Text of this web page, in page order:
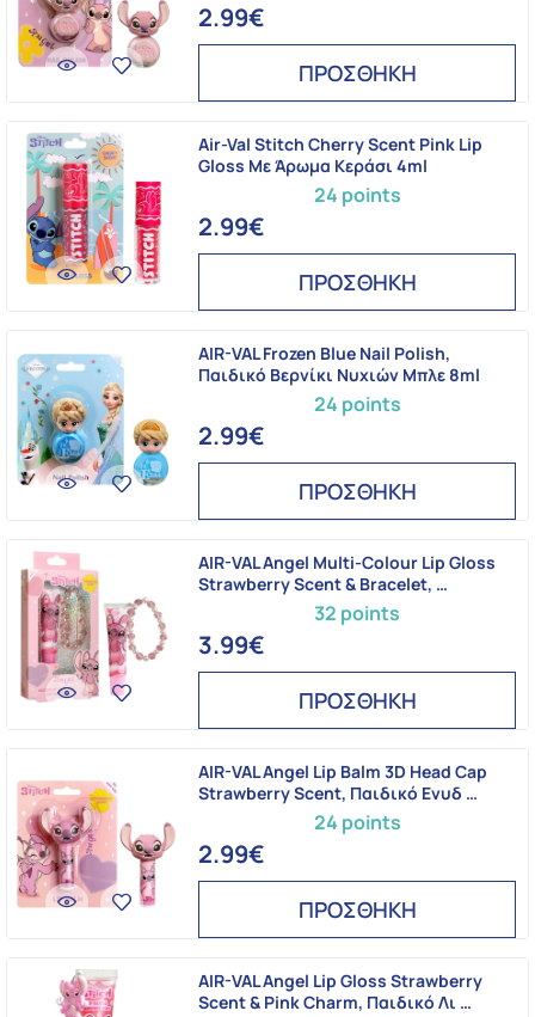
2.99€
ΠΡΟΣΘΗΚΗ
24 points
Air-Val Stitch Cherry Scent Pink Lip
Gloss Με Άρωμα Κεράσι 4ml
2.99€
ΠΡΟΣΘΗΚΗ
24 points
AIR-VAL Frozen Blue Nail Polish,
Παιδικό Βερνίκι Νυχιών Μπλε 8ml
2.99€
ΠΡΟΣΘΗΚΗ
32 points
AIR-VAL Angel Multi-Colour Lip Gloss
Strawberry Scent & Bracelet, …
3.99€
ΠΡΟΣΘΗΚΗ
24 points
AIR-VAL Angel Lip Balm 3D Head Cap
Strawberry Scent, Παιδικό Ενυδ …
2.99€
ΠΡΟΣΘΗΚΗ
AIR-VAL Angel Lip Gloss Strawberry
Scent & Pink Charm, Παιδικό Λι …